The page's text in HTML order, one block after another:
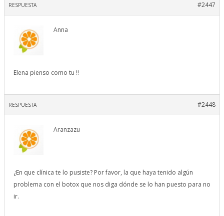
#2447
RESPUESTA
Anna
Elena pienso como tu !!
#2448
RESPUESTA
Aranzazu
¿En que clínica te lo pusiste? Por favor, la que haya tenido algún
problema con el botox que nos diga dónde se lo han puesto para no
ir.